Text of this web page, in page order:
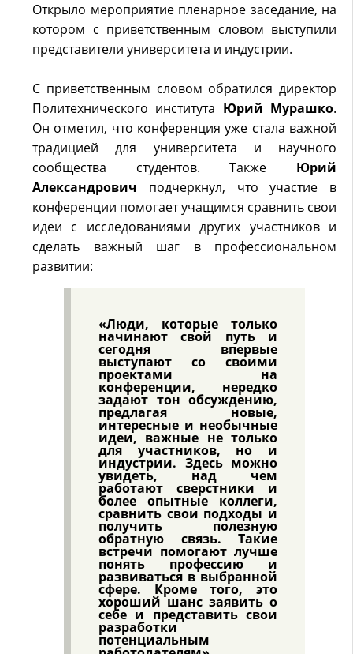
Открыло мероприятие пленарное заседание, на
котором с приветственным словом выступили
представители университета и индустрии.
С приветственным словом обратился директор
Политехнического института Юрий Мурашко.
Он отметил, что конференция уже стала важной
традицией для университета и научного
сообщества студентов. Также Юрий
Александрович подчеркнул, что участие в
конференции помогает учащимся сравнить свои
идеи с исследованиями других участников и
сделать важный шаг в профессиональном
развитии:
«Люди, которые только
начинают свой путь и
сегодня впервые
выступают со своими
проектами на
конференции, нередко
задают тон обсуждению,
предлагая новые,
интересные и необычные
идеи, важные не только
для участников, но и
индустрии. Здесь можно
увидеть, над чем
работают сверстники и
более опытные коллеги,
сравнить свои подходы и
получить полезную
обратную связь. Такие
встречи помогают лучше
понять профессию и
развиваться в выбранной
сфере. Кроме того, это
хороший шанс заявить о
себе и представить свои
разработки
потенциальным